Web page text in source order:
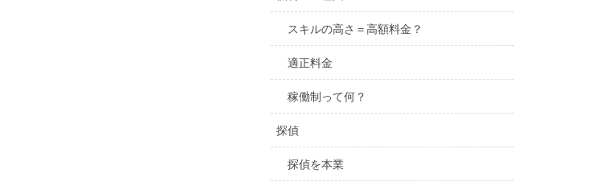
スキルの高さ＝高額料金？
適正料金
稼働制って何？
探偵
探偵を本業